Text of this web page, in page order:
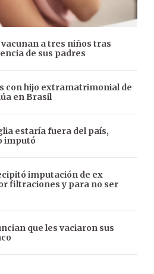
a tres niños tras
de sus padres
con hijo extramatrimonial de
en Brasil
estaría fuera del país,
imputó
imputación de ex
filtraciones y para no ser
que les vaciaron sus